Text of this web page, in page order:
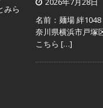
みら
名前：麺場 絆
奈川県横浜市戸塚
こちら […]